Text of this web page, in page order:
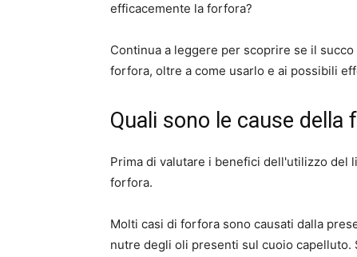
efficacemente la forfora?
Continua a leggere per scoprire se il
forfora, oltre a come usarlo e ai possibili
Quali sono le cause della
Prima di valutare i benefici dell'utilizzo del
forfora.
Molti casi di forfora sono causati dalla
nutre degli oli presenti sul cuoio capelluto.